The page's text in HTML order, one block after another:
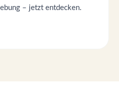
– jetzt entdecken.